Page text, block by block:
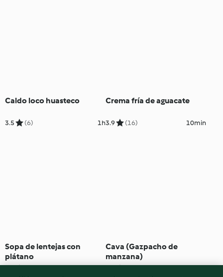
Caldo loco huasteco
3.5 (6) 1h
Crema fría de aguacate
3.9 (16) 10min
Sopa de lentejas con
plátano
Cava (Gazpacho de
manzana)